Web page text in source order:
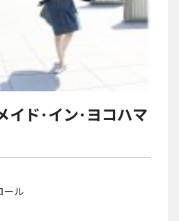
イド･イン･ヨコハマ
ール